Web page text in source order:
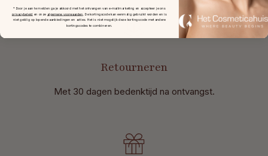
Retourneren
Met 30 dagen bedenktijd na ontvangst.
* Door je aan te melden ga je akkoord met het ontvangen van e-mailmarketing en accepteer je ons
privacybeleid en onze algemene voorwaarden .De kortingscode kan eenmalig gebruikt worden en is
niet geldig op lopende aanbiedingen en acties. Het is niet mogelijk deze kortingscode met andere
kortingscodes te combineren.